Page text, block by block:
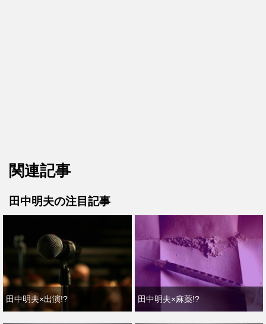
関連記事
田中明夫の注目記事
田中明夫×出演!? 田中明夫×麻薬!?